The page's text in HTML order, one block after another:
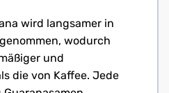
wird langsamer in
wodurch
und
die von Kaffee. Jede